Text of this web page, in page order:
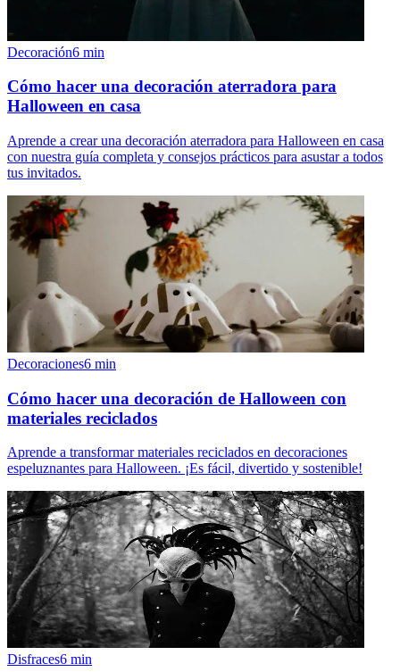
Decoración6 min
Cómo hacer una decoración aterradora para
Halloween en casa
Aprende a crear una decoración aterradora para Halloween en casa
con nuestra guía completa y consejos prácticos para asustar a todos
tus invitados.
Decoraciones6 min
Cómo hacer una decoración de Halloween con
materiales reciclados
Aprende a transformar materiales reciclados en decoraciones
espeluznantes para Halloween. ¡Es fácil, divertido y sostenible!
Disfraces6 min